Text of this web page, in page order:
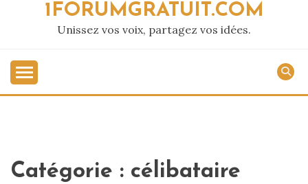
1FORUMGRATUIT.COM
Unissez vos voix, partagez vos idées.
Catégorie : célibataire